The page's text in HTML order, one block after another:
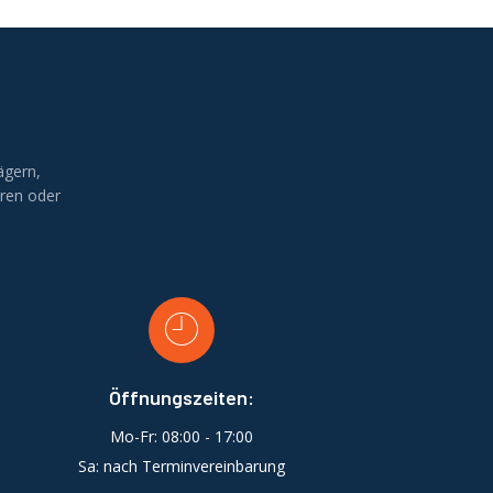
oder
Öffnungszeiten:
Mo-Fr: 08:00 - 17:00
Sa: nach Terminvereinbarung